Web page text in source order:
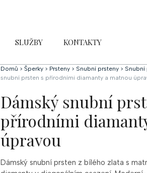
SLUŽBY KONTAKTY
Domů > Šperky > Prsteny > Snubní prsteny > Snubní
snubní prsten s přírodními diamanty a matnou
Dámský snubní
přírodními
úpravou
Dámský snubní prsten z bílého zlata s